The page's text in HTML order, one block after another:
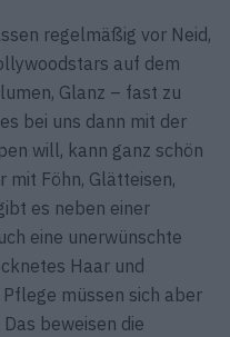
regelmäßig vor Neid,
auf dem
Glanz – fast zu
bei uns dann mit der
will, kann ganz schön
mit Föhn, Glätteisen,
es neben einer
eine unerwünschte
Haar und
müssen sich aber
beweisen die